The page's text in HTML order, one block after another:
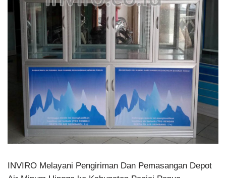
INVIRO Melayani Pengiriman Dan Pemasangan Depot